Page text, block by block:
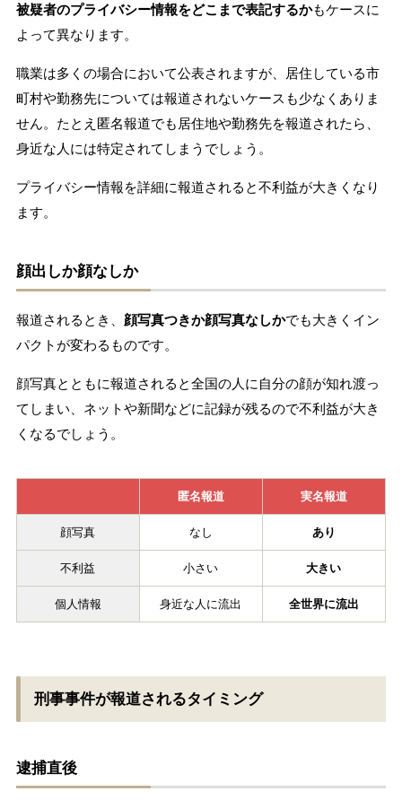
被疑者のプライバシー情報をどこまで表記するかもケースに
よって異なります。
職業は多くの場合において公表されますが、居住している市
町村や勤務先については報道されないケースも少なくありま
せん。たとえ匿名報道でも居住地や勤務先を報道されたら、
身近な人には特定されてしまうでしょう。
プライバシー情報を詳細に報道されると不利益が大きくなり
ます。
顔出しか顔なしか
報道されるとき、 顔写真つきか顔写真なしかでも大きくイン
パクトが変わるものです。
顔写真とともに報道されると全国の人に自分の顔が知れ渡っ
てしまい、ネットや新聞などに記録が残るので不利益が大き
くなるでしょう。
匿名報道 実名報道
顔写真 なし あり
不利益 小さい 大きい
個人情報 身近な人に流出 全世界に流出
刑事事件が報道されるタイミング
逮捕直後